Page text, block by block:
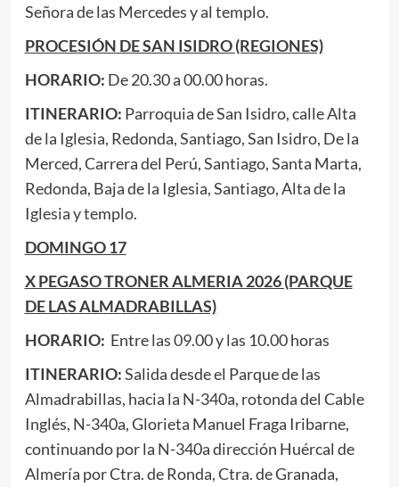
Señora de las Mercedes y al templo.
PROCESIÓN DE SAN ISIDRO (REGIONES)
HORARIO: De 20.30 a 00.00 horas.
ITINERARIO: Parroquia de San Isidro, calle Alta
de la Iglesia, Redonda, Santiago, San Isidro, De la
Merced, Carrera del Perú, Santiago, Santa Marta,
Redonda, Baja de la Iglesia, Santiago, Alta de la
Iglesia y templo.
DOMINGO 17
X PEGASO TRONER ALMERIA 2026 (PARQUE
DE LAS ALMADRABILLAS)
HORARIO: Entre las 09.00 y las 10.00 horas
ITINERARIO:Salida desde el Parque de las
Almadrabillas, hacia la N-340a, rotonda del Cable
Inglés, N-340a, Glorieta Manuel Fraga Iribarne,
continuando por la N-340a dirección Huércal de
Almería por Ctra. de Ronda, Ctra. de Granada,